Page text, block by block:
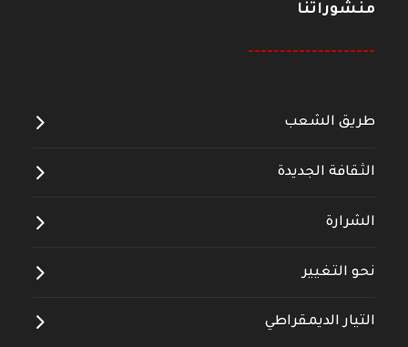
منشوراتنا
--------------------
طريق الشعب
الثقافة الجديدة
الشرارة
نحو التغيير
التيار الديمقراطي